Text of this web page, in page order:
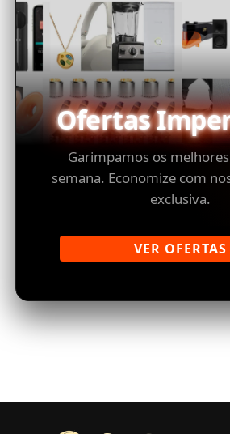
Ofertas
Garimpamos os
semana. Economize com
exclusiva.
VER OFERTAS